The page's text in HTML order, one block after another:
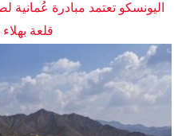
اليونسكو تعتمد مبادرة
قلعة